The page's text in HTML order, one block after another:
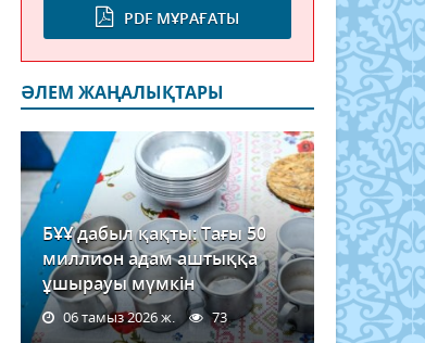
PDF МҰРАҒАТЫ
ӘЛЕМ ЖАҢАЛЫҚТАРЫ
БҰҰ дабыл қақты: Тағы 50
миллион адам аштыққа
ұшырауы мүмкін
06 тамыз 2026 ж. 73